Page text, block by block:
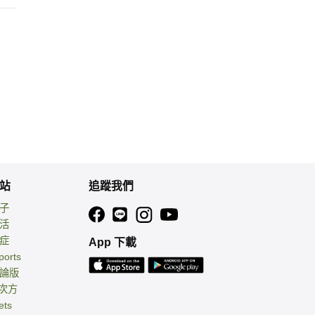
版
方
追蹤我們
App 下載